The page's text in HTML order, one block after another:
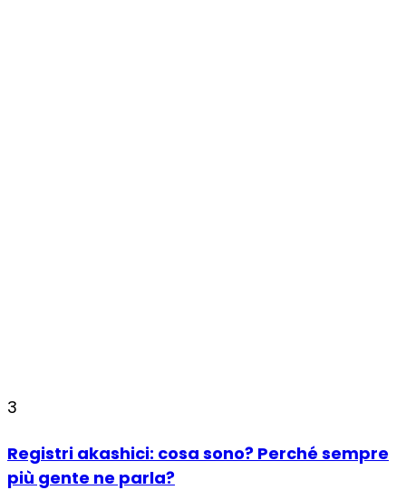
3
Registri akashici: cosa sono? Perché sempre
più gente ne parla?